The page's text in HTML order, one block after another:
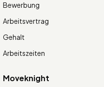
Bewerbung
Arbeitsvertrag
Gehalt
Arbeitszeiten
Moveknight